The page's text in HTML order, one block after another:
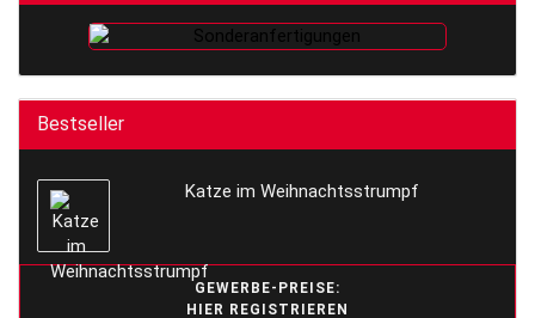
Bestseller
Katze im Weihnachtsstrumpf
GEWERBE-PREISE:
HIER REGISTRIEREN